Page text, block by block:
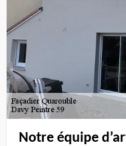
Notre équipe